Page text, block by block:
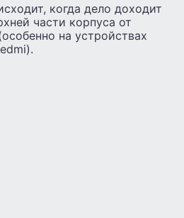
когда дело доходит
части корпуса от
на устройствах